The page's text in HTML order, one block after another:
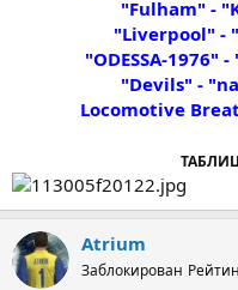
"Fulham" -
"Liverpool" -
"ODESSA-1976"
"Devils" -
Locomotive
Atrium
Заблокирован